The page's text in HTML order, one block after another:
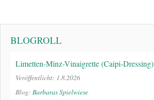
BLOGROLL
Limetten-Minz-Vinaigrette (Caipi-Dressing)
Veröffentlicht: 1.8.2026
Blog: Barbaras Spielwiese